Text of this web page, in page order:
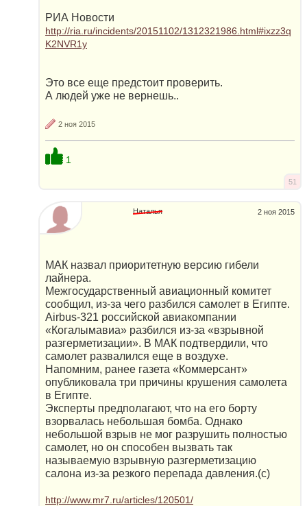
РИА Новости
http://ria.ru/incidents/20151102/1312321986.html#ixzz3q
K2NVR1y
Это все еще предстоит проверить.
А людей уже не вернешь..
2 ноя 2015
1
51
2 ноя 2015
Наталья
МАК назвал приоритетную версию гибели
лайнера.
Межгосударственный авиационный комитет
сообщил, из-за чего разбился самолет в Египте.
Airbus-321 российской авиакомпании
«Когалымавиа» разбился из-за «взрывной
разгерметизации». В МАК подтвердили, что
самолет развалился еще в воздухе.
Напомним, ранее газета «Коммерсант»
опубликовала три причины крушения самолета
в Египте.
Эксперты предполагают, что на его борту
взорвалась небольшая бомба. Однако
небольшой взрыв не мог разрушить полностью
самолет, но он способен вызвать так
называемую взрывную разгерметизацию
салона из-за резкого перепада давления.(с)
http://www.mr7.ru/articles/120501/